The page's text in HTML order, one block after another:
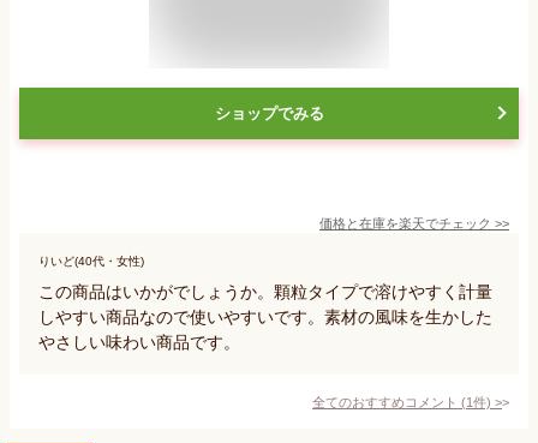
ショップでみる
価格と在庫を楽天でチェック >>
りいど(40代・女性)
この商品はいかがでしょうか。顆粒タイプで溶けやすく計量
しやすい商品なので使いやすいです。素材の風味を生かした
やさしい味わい商品です。
全てのおすすめコメント (1件) >